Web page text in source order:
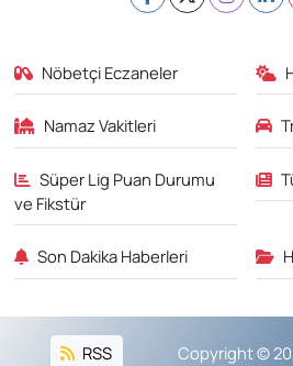
Nöbetçi Eczaneler
Namaz Vakitleri
Süper Lig Puan Durumu
ve Fikstür
Son Dakika Haberleri
RSS Copyright ©